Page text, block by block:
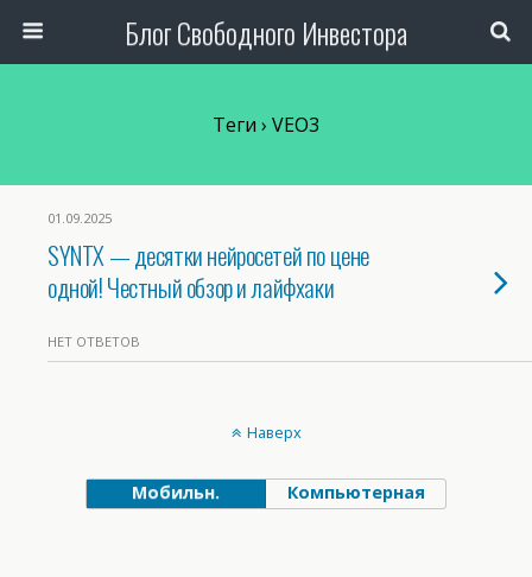
Блог Свободного Инвестора
Теги › VEO3
01.09.2025
SYNTX — десятки нейросетей по цене
одной! Честный обзор и лайфхаки
НЕТ ОТВЕТОВ
Наверх
Мобильн. Компьютерная